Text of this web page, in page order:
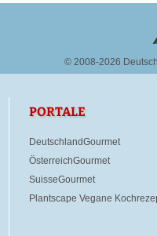
© 2008-2026
PORTALE
DeutschlandGourmet
ÖsterreichGourmet
SuisseGourmet
Plantscape Vegane